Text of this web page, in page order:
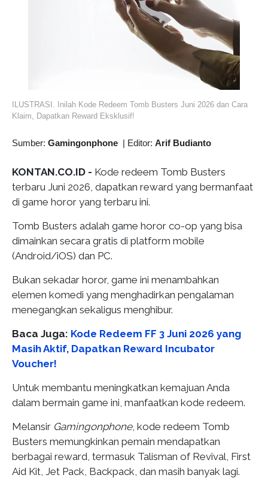
ILUSTRASI. Inilah Kode Redeem Tomb Busters Juni 2026 dan Cara
Klaim, Dapatkan Reward Eksklusif!
Sumber: Gamingonphone | Editor: Arif Budianto
KONTAN.CO.ID - Kode redeem Tomb Busters
terbaru Juni 2026, dapatkan reward yang bermanfaat
di game horor yang terbaru ini.
Tomb Busters adalah game horor co-op yang bisa
dimainkan secara gratis di platform mobile
(Android/iOS) dan PC.
Bukan sekadar horor, game ini menambahkan
elemen komedi yang menghadirkan pengalaman
menegangkan sekaligus menghibur.
Baca Juga: Kode Redeem FF 3 Juni 2026 yang
Masih Aktif, Dapatkan Reward Incubator
Voucher!
Untuk membantu meningkatkan kemajuan Anda
dalam bermain game ini, manfaatkan kode redeem.
Melansir Gamingonphone, kode redeem Tomb
Busters memungkinkan pemain mendapatkan
berbagai reward, termasuk Talisman of Revival, First
Aid Kit, Jet Pack, Backpack, dan masih banyak lagi.